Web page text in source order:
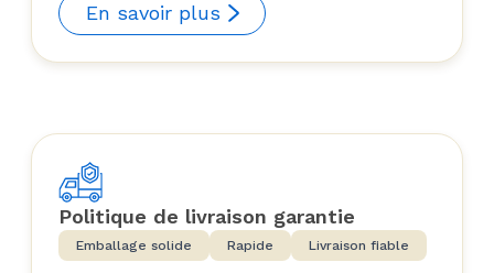
En savoir plus
Politique de livraison garantie
Emballage solide Rapide Livraison fiable